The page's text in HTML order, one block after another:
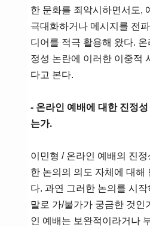
한 문화를 죄악시하면서도,
극대화하거나 메시지를 전
디어를 적극 활용해 왔다.
정성 논란에 이러한 이중적
다고 본다.
- 온라인 예배에 대한 진정
는가.
이민형 / 온라인 예배의 진
한 논의의 의도 자체에 대해
다. 과연 그러한 논의를 시
말로 가/불가가 궁금한 것인
인 예배는 보완적이라거나